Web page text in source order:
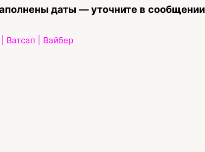
даты — уточните в сообщении
Ватсап Вайбер